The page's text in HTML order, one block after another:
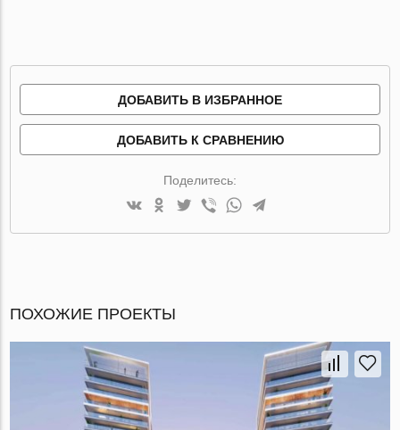
ДОБАВИТЬ В ИЗБРАННОЕ
ДОБАВИТЬ К СРАВНЕНИЮ
Поделитесь:
ПОХОЖИЕ ПРОЕКТЫ